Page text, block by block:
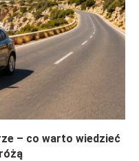
– co warto wiedzieć